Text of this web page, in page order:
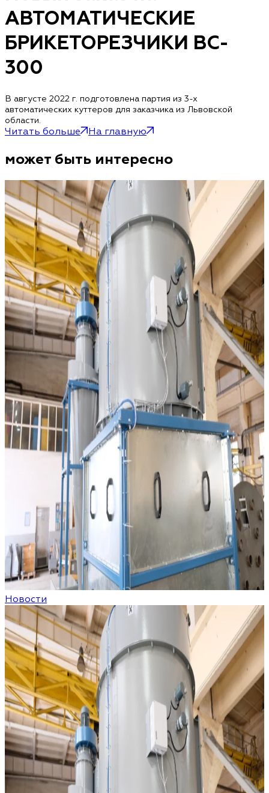
АВТОМАТИЧЕСКИЕ
БРИКЕТОРЕЗЧИКИ BC-
300
В августе 2022 г. подготовлена партия из 3-х
автоматических куттеров для заказчика из Львовской
области.
Читать больше На главную
может быть интересно
Новости